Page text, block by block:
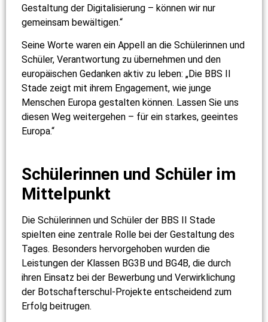
Gestaltung der Digitalisierung – können wir nur
gemeinsam bewältigen.“
Seine Worte waren ein Appell an die Schülerinnen und
Schüler, Verantwortung zu übernehmen und den
europäischen Gedanken aktiv zu leben: „Die BBS II
Stade zeigt mit ihrem Engagement, wie junge
Menschen Europa gestalten können. Lassen Sie uns
diesen Weg weitergehen – für ein starkes, geeintes
Europa.“
Schülerinnen und Schüler im
Mittelpunkt
Die Schülerinnen und Schüler der BBS II Stade
spielten eine zentrale Rolle bei der Gestaltung des
Tages. Besonders hervorgehoben wurden die
Leistungen der Klassen BG3B und BG4B, die durch
ihren Einsatz bei der Bewerbung und Verwirklichung
der Botschafterschul-Projekte entscheidend zum
Erfolg beitrugen.